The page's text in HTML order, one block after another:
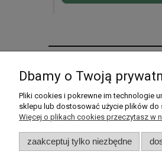
Pomoc
Pytania i odpowiedzi
Listy zakupowe
Dbamy o Twoją
Pliki cookies i pokrewne im technologie
sklepu lub dostosować użycie plików do
Więcej o plikach cookies przeczytasz w
zaakceptuj tylko niezbędne